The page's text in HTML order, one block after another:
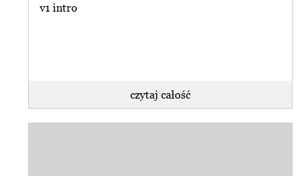
v1 intro
czytaj całość